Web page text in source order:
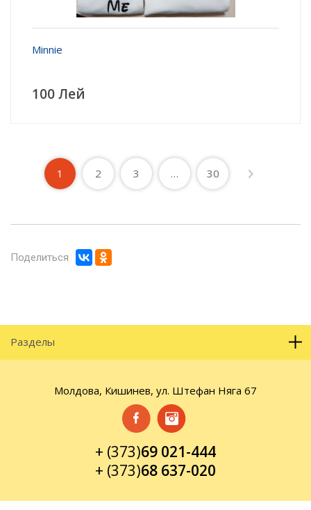
Minnie
100 Лей
1 2 3 … 30
Поделиться
Разделы
Молдова, Кишинев, ул. Штефан Няга 67
+ (373)69 021-444
+ (373)68 637-020